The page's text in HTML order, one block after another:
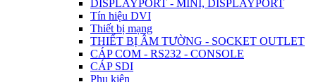
DISPLAYPORT - MINI, DISPLAYPORT
Tín hiệu DVI
Thiết bị mạng
THIẾT BỊ ÂM TƯỜNG - SOCKET OUTLET
CÁP COM - RS232 - CONSOLE
CÁP SDI
Phụ kiện